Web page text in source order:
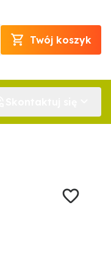
Twój koszyk